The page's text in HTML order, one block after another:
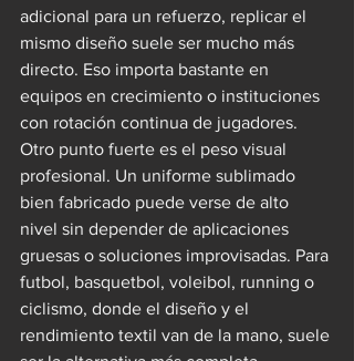
adicional para un refuerzo, replicar el
mismo diseño suele ser mucho más
directo. Eso importa bastante en
equipos en crecimiento o instituciones
con rotación continua de jugadores.
Otro punto fuerte es el peso visual
profesional. Un uniforme sublimado
bien fabricado puede verse de alto
nivel sin depender de aplicaciones
gruesas o soluciones improvisadas. Para
futbol, basquetbol, voleibol, running o
ciclismo, donde el diseño y el
rendimiento textil van de la mano, suele